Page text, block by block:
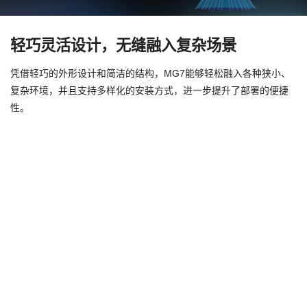
轻巧灵活设计，无缝融入复杂场景
凭借轻巧的外形设计和简洁的结构，MG7能够轻松融入各种狭小、
复杂环境，并且支持多样化的安装方式，进一步提升了部署的便捷
性。